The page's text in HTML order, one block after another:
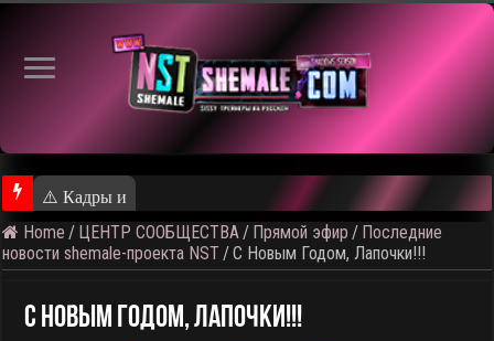
⚠️ Кадры из предстоящего рол
Home / ЦЕНТР СООБЩЕСТВА / Прямой эфир / Последние
новости shemale-проекта NST /С Новым Годом, Лапочки!!!
С Новым Годом, Лапочки!!!